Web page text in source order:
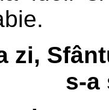
zi,
s-a